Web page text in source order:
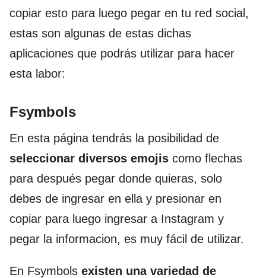
copiar esto para luego pegar en tu red social,
estas son algunas de estas dichas
aplicaciones que podrás utilizar para hacer
esta labor:
Fsymbols
En esta página tendrás la posibilidad de
seleccionar diversos emojis como flechas
para después pegar donde quieras, solo
debes de ingresar en ella y presionar en
copiar para luego ingresar a Instagram y
pegar la informacion, es muy fácil de utilizar.
En Fsymbols existen una variedad de